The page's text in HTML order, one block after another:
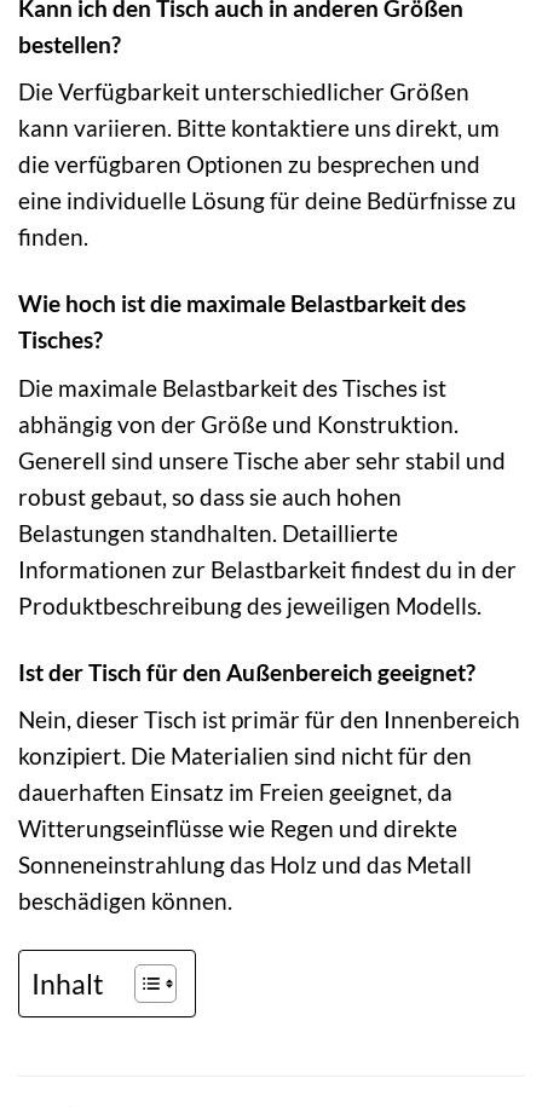
Kann ich den Tisch auch in anderen Größen
bestellen?
Die Verfügbarkeit unterschiedlicher Größen
kann variieren. Bitte kontaktiere uns direkt, um
die verfügbaren Optionen zu besprechen und
eine individuelle Lösung für deine Bedürfnisse zu
finden.
Wie hoch ist die maximale Belastbarkeit des
Tisches?
Die maximale Belastbarkeit des Tisches ist
abhängig von der Größe und Konstruktion.
Generell sind unsere Tische aber sehr stabil und
robust gebaut, so dass sie auch hohen
Belastungen standhalten. Detaillierte
Informationen zur Belastbarkeit findest du in der
Produktbeschreibung des jeweiligen Modells.
Ist der Tisch für den Außenbereich geeignet?
Nein, dieser Tisch ist primär für den Innenbereich
konzipiert. Die Materialien sind nicht für den
dauerhaften Einsatz im Freien geeignet, da
Witterungseinflüsse wie Regen und direkte
Sonneneinstrahlung das Holz und das Metall
beschädigen können.
Inhalt